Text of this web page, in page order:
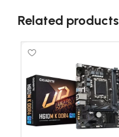
Related products